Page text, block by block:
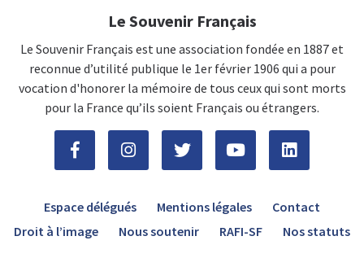
Le Souvenir Français
Le Souvenir Français est une association fondée en 1887 et
reconnue d’utilité publique le 1er février 1906 qui a pour
vocation d'honorer la mémoire de tous ceux qui sont morts
pour la France qu’ils soient Français ou étrangers.
Espace délégués Mentions légales
Contact
Droit à l’image
Nous soutenir RAFI-SF Nos statuts